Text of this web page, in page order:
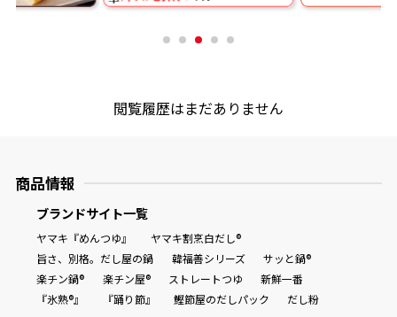
閲覧履歴はまだありません
商品情報
ブランドサイト一覧
ヤマキ『めんつゆ』
ヤマキ割烹白だし®
旨さ、別格。だし屋の鍋
韓福善シリーズ
サッと鍋®
楽チン鍋®
楽チン屋® ストレートつゆ
新鮮一番
『氷熟®』
『踊り節』 鰹節屋のだしパック だし粉